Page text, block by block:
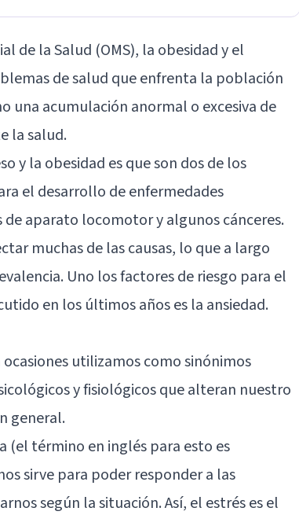
de la Salud (OMS), la obesidad y el
de salud que enfrenta la población
una acumulación anormal o excesiva de
la salud.
y la obesidad es que son dos de los
el desarrollo de enfermedades
aparato locomotor y algunos cánceres.
muchas de las causas, lo que a largo
Uno los factores de riesgo para el
en los últimos años es la ansiedad.
utilizamos como sinónimos
y fisiológicos que alteran nuestro
general.
(el término en inglés para esto es
sirve para poder responder a las
según la situación. Así, el estrés es el